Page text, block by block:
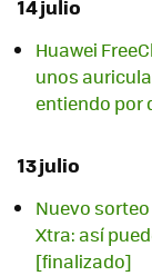
14 julio
Huawei
unos
entiendo por
13 julio
Nuevo
Xtra: así
[finalizado]